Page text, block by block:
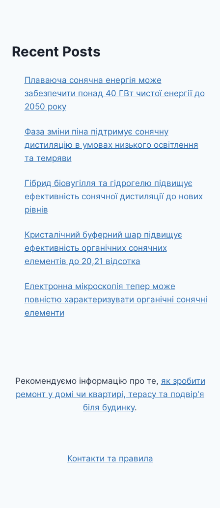
Recent Posts
Плаваюча сонячна енергія може
забезпечити понад 40 ГВт чистої енергії до
2050 року
Фаза зміни піна підтримує сонячну
дистиляцію в умовах низького освітлення
та темряви
Гібрид біовугілля та гідрогелю підвищує
ефективність сонячної дистиляції до нових
рівнів
Кристалічний буферний шар підвищує
ефективність органічних сонячних
елементів до 20,21 відсотка
Електронна мікроскопія тепер може
повністю характеризувати органічні сонячні
елементи
Рекомендуємо інформацію про те, як зробити
ремонт у домі чи квартирі, терасу та подвір'я
біля будинку.
Контакти та правила